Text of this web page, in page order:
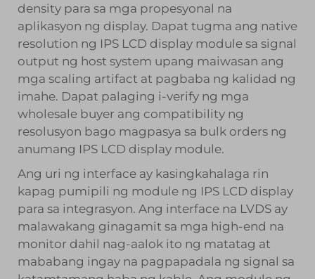
density para sa mga propesyonal na
aplikasyon ng display. Dapat tugma ang native
resolution ng IPS LCD display module sa signal
output ng host system upang maiwasan ang
mga scaling artifact at pagbaba ng kalidad ng
imahe. Dapat palaging i-verify ng mga
wholesale buyer ang compatibility ng
resolusyon bago magpasya sa bulk orders ng
anumang IPS LCD display module.
Ang uri ng interface ay kasingkahalaga rin
kapag pumipili ng module ng IPS LCD display
para sa integrasyon. Ang interface na LVDS ay
malawakang ginagamit sa mga high-end na
monitor dahil nag-aalok ito ng matatag at
mababang ingay na pagpapadala ng signal sa